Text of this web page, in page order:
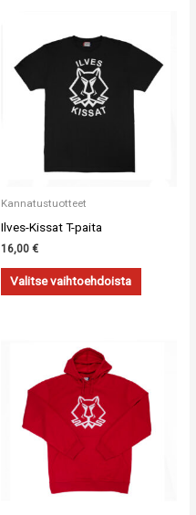
Kannatustuotteet
Ilves-Kissat T-paita
16,00 €
Valitse vaihtoehdoista